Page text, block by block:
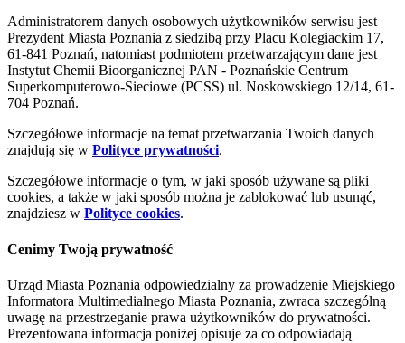
Administratorem danych osobowych użytkowników serwisu jest
Prezydent Miasta Poznania z siedzibą przy Placu Kolegiackim 17,
61-841 Poznań, natomiast podmiotem przetwarzającym dane jest
Instytut Chemii Bioorganicznej PAN - Poznańskie Centrum
Superkomputerowo-Sieciowe (PCSS) ul. Noskowskiego 12/14, 61-
704 Poznań.
Szczegółowe informacje na temat przetwarzania Twoich danych
znajdują się w Polityce prywatności.
Szczegółowe informacje o tym, w jaki sposób używane są pliki
cookies, a także w jaki sposób można je zablokować lub usunąć,
znajdziesz w Polityce cookies.
Cenimy Twoją prywatność
Urząd Miasta Poznania odpowiedzialny za prowadzenie Miejskiego
Informatora Multimedialnego Miasta Poznania, zwraca szczególną
uwagę na przestrzeganie prawa użytkowników do prywatności.
Prezentowana informacja poniżej opisuje za co odpowiadają